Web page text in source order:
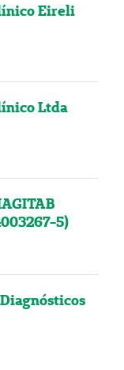
Eireli
Ltda
5)